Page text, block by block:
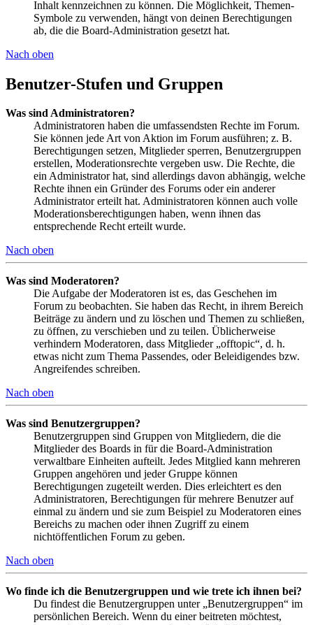
Inhalt kennzeichnen zu können. Die Möglichkeit, Themen-
Symbole zu verwenden, hängt von deinen Berechtigungen
ab, die die Board-Administration gesetzt hat.
Nach oben
Benutzer-Stufen und Gruppen
Was sind Administratoren?
Administratoren haben die umfassendsten Rechte im Forum.
Sie können jede Art von Aktion im Forum ausführen; z. B.
Berechtigungen setzen, Mitglieder sperren, Benutzergruppen
erstellen, Moderationsrechte vergeben usw. Die Rechte, die
ein Administrator hat, sind allerdings davon abhängig, welche
Rechte ihnen ein Gründer des Forums oder ein anderer
Administrator erteilt hat. Administratoren können auch volle
Moderationsberechtigungen haben, wenn ihnen das
entsprechende Recht erteilt wurde.
Nach oben
Was sind Moderatoren?
Die Aufgabe der Moderatoren ist es, das Geschehen im
Forum zu beobachten. Sie haben das Recht, in ihrem Bereich
Beiträge zu ändern und zu löschen und Themen zu schließen,
zu öffnen, zu verschieben und zu teilen. Üblicherweise
verhindern Moderatoren, dass Mitglieder „offtopic“, d. h.
etwas nicht zum Thema Passendes, oder Beleidigendes bzw.
Angreifendes schreiben.
Nach oben
Was sind Benutzergruppen?
Benutzergruppen sind Gruppen von Mitgliedern, die die
Mitglieder des Boards in für die Board-Administration
verwaltbare Einheiten aufteilt. Jedes Mitglied kann mehreren
Gruppen angehören und jeder Gruppe können
Berechtigungen zugeteilt werden. Dies erleichtert es den
Administratoren, Berechtigungen für mehrere Benutzer auf
einmal zu ändern und sie zum Beispiel zu Moderatoren eines
Bereichs zu machen oder ihnen Zugriff zu einem
nichtöffentlichen Forum zu geben.
Nach oben
Wo finde ich die Benutzergruppen und wie trete ich ihnen bei?
Du findest die Benutzergruppen unter „Benutzergruppen“ im
persönlichen Bereich. Wenn du einer beitreten möchtest,